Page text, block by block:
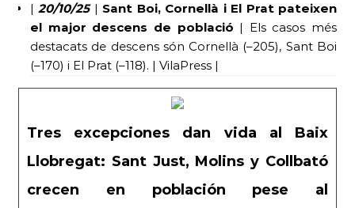
|20/10/25| Sant Boi, Cornellà i El Prat pateixen
el major descens de població | Els casos més
destacats de descens són Cornellà (–205), Sant Boi
(–170) i El Prat (–118). | VilaPress |
Tres excepciones dan vida al Baix
Llobregat: Sant Just, Molins y Collbató
crecen en población pese al